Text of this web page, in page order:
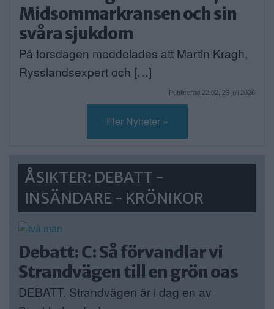
Midsommarkransen och sin
svåra sjukdom
På torsdagen meddelades att Martin Kragh,
Rysslandsexpert och […]
Publicerad 22:02, 23 juli 2026
Fler Nyheter »
ÅSIKTER: DEBATT -
INSÄNDARE - KRÖNIKOR
Debatt: C: Så förvandlar vi
Strandvägen till en grön oas
DEBATT. Strandvägen är i dag en av